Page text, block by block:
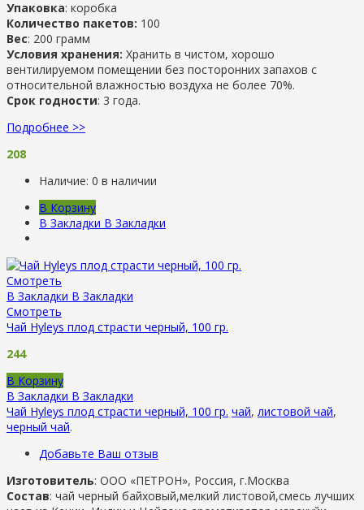
Упаковка: коробка
Количество пакетов: 100
Вес: 200 грамм
Условия хранения: Хранить в чистом, хорошо
вентилируемом помещении без посторонних запахов с
относительной влажностью воздуха не более 70%.
Срок годности: 3 года.
Подробнее >>
208
Наличие: 0 в наличии
В Корзину
В Закладки В Закладки
Смотреть
В Закладки В Закладки
Смотреть
Чай Hyleys плод страсти черный, 100 гр.
244
В Корзину
В Закладки В Закладки
Чай Hyleys плод страсти черный, 100 гр. чай, листовой чай,
черный чай.
Добавьте Ваш отзыв
Изготовитель: ООО «ПЕТРОН», Россия, г.Москва
Состав: чай черный байховый,мелкий листовой,смесь лучших